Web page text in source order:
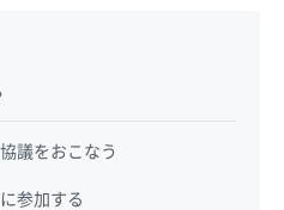
議をおこなう
参加する